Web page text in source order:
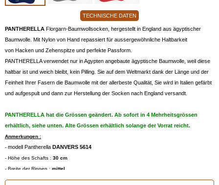
TECHNISCHE DATEN
PANTHERELLA Florgarn-Baumwollsocken, hergestellt in England aus ägyptischer
Baumwolle. Mit Nylon von Hand repassiert für aussergewöhnliche Haltbarkeit
von Hacken und Zehenspitze und perfekte Passform.
PANTHERELLA verwendet nur in Agypten angebaute ägyptische Baumwolle, weil diese
haltbar ist und weich bleibt, kein Pilling. Sie auf dem Weltmarkt dank der Länge und der
Feinheit Ihrer Fasern die Baumwolle mit der allerbeste Qualität, Sie wird in Italien gefärbt
und aufgespult und dann zur Herstellung der Socken nach England versandt.
PANTHERELLA hat die Grössen geändert. Ab sofort in 4 Mehrheitsgrössen
erhältlich, siehe unten. Alte Grössen erhältlich solange der Vorrat reicht.
Anmerkungen :
- modell Pantherella DANVERS 5614
- Höhe des Schafts : 30 cm
- Breite der Rippen : mittel
-Maschinenwaschbar bei max. 30°, oder im Wollwaschgang.